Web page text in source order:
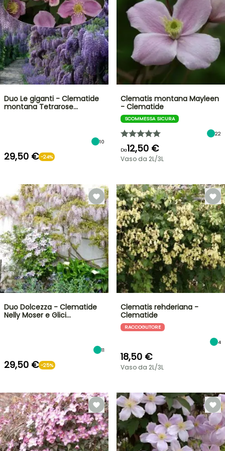
VENDITA
FLASH
FINO
AL
30%
Duo Le giganti - Clematide
montana Tetrarose…
10
29,50 € -24%
Clematis montana Mayleen
- Clematide
SCOMMESSA SICURA
22
Da12,50 €
Vaso da 2L/3L
Duo Dolcezza - Clematide
Nelly Moser e Glici…
11
29,50 € -25%
Clematis rehderiana -
Clematide
RACCOGLITORE
4
18,50 €
Vaso da 2L/3L